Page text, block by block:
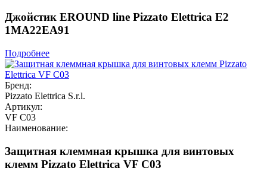
Джойстик EROUND line Pizzato Elettrica E2
1MA22EA91
Подробнее
Бренд:
Pizzato Elettrica S.r.l.
Артикул:
VF C03
Наименование:
Защитная клеммная крышка для винтовых
клемм Pizzato Elettrica VF C03